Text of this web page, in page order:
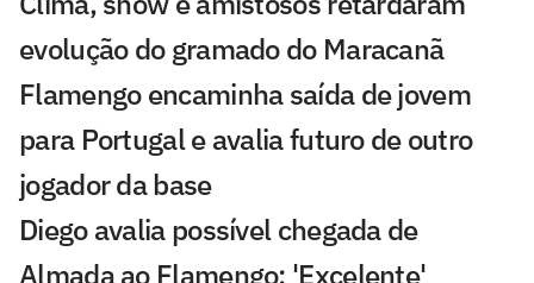
evolução do gramado do Maracanã
Flamengo encaminha saída de jovem
para Portugal e avalia futuro de outro
jogador da base
Diego avalia possível chegada de
Almada ao Flamengo: 'Excelente'